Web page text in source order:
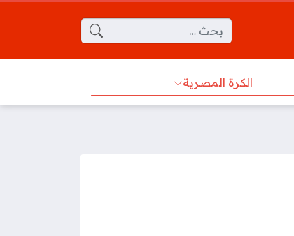
البحث عن:
الكرة المصرية